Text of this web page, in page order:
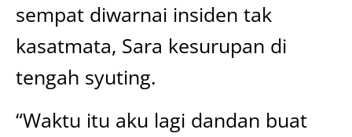
sempat diwarnai insiden tak
kasatmata, Sara kesurupan di
tengah syuting.
“Waktu itu aku lagi dandan buat